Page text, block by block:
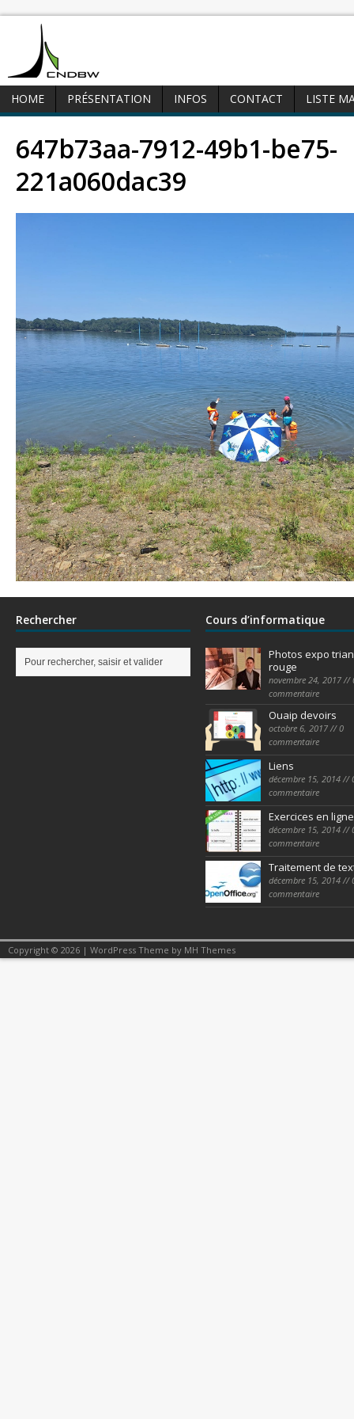
HOME PRÉSENTATION INFOS CONTACT LISTE
647b73aa-7912-49b1-be75-
221a060dac39
Rechercher Cours d’informatique
Photos expo
rouge
novembre 24, 2017 //
commentaire
Ouaip devoirs
octobre 6, 2017 // 0
commentaire
Liens
décembre 15, 2014 //
commentaire
Exercices en ligne
décembre 15, 2014 //
commentaire
Traitement de
décembre 15, 2014 //
commentaire
Copyright © 2026 | WordPress Theme by MH Themes